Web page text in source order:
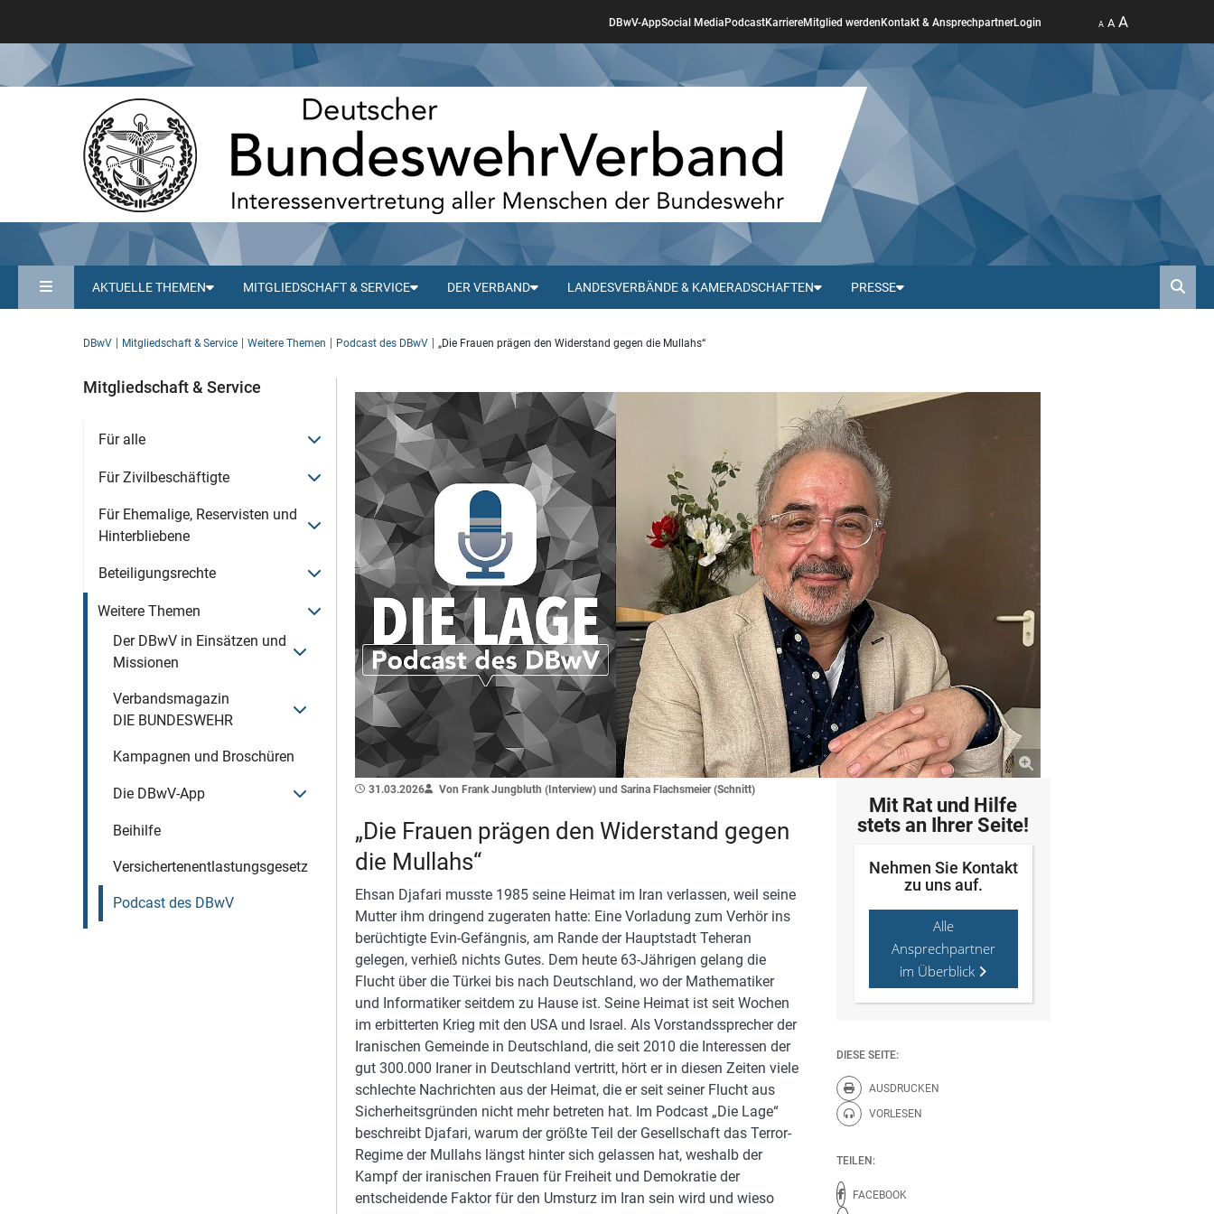
DBwV-AppSocial Media PodcastKarriereMitglied werden Kontakt & AnsprechpartnerLogin A A A
AKTUELLE THEMEN MITGLIEDSCHAFT & SERVICE DER VERBAND LANDESVERBÄNDE & KAMERADSCHAFTEN PRESSE
DBwV Mitgliedschaft & Service Weitere Themen Podcast des DBwV „Die Frauen prägen den Widerstand gegen die Mullahs“
Mitgliedschaft & Service
Für alle Menü öffnen
Für Zivilbeschäftigte Menü öffnen
Für Ehemalige, Reservisten und
Hinterbliebene
Menü öffnen
Beteiligungsrechte Menü öffnen
Weitere Themen
Menü öffnen
Der DBwV in Einsätzen und
Missionen
Menü öffnen
Verbandsmagazin
DIE BUNDESWEHR
Menü öffnen
Kampagnen und Broschüren
Die DBwV-App Menü öffnen
Beihilfe
Versichertenentlastungsgesetz
Podcast des DBwV
31.03.2026 Von Frank Jungbluth (Interview) und Sarina Flachsmeier (Schnitt)
„Die Frauen prägen den Widerstand gegen
die Mullahs“
Ehsan Djafari musste 1985 seine Heimat im Iran verlassen, weil seine
Mutter ihm dringend zugeraten hatte: Eine Vorladung zum Verhör ins
berüchtigte Evin-Gefängnis, am Rande der Hauptstadt Teheran
gelegen, verhieß nichts Gutes. Dem heute 63-Jährigen gelang die
Flucht über die Türkei bis nach Deutschland, wo der Mathematiker
und Informatiker seitdem zu Hause ist. Seine Heimat ist seit Wochen
im erbitterten Krieg mit den USA und Israel. Als Vorstandssprecher der
Iranischen Gemeinde in Deutschland, die seit 2010 die Interessen der
gut 300.000 Iraner in Deutschland vertritt, hört er in diesen Zeiten viele
schlechte Nachrichten aus der Heimat, die er seit seiner Flucht aus
Sicherheitsgründen nicht mehr betreten hat. Im Podcast „Die Lage“
beschreibt Djafari, warum der größte Teil der Gesellschaft das Terror-
Regime der Mullahs längst hinter sich gelassen hat, weshalb der
Kampf der iranischen Frauen für Freiheit und Demokratie der
entscheidende Faktor für den Umsturz im Iran sein wird und wieso
Mit Rat und Hilfe
stets an Ihrer Seite!
Nehmen Sie Kontakt
zu uns auf.
Alle
Ansprechpartner
im Überblick
DIESE SEITE:
AUSDRUCKEN
Diese Seite drucken.
VORLESEN
Diese Seite vorlesen.
TEILEN:
FACEBOOK